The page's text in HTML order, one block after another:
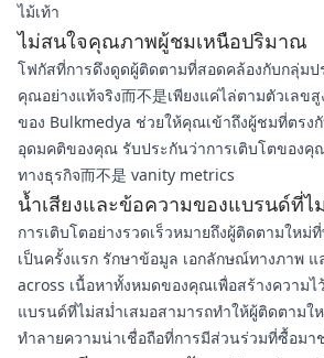
ไม้เท้า
ไม่สนใจคุณภาพผู้ชมเหนือปริมาณ
โฟกัสที่การดึงดูดผู้ติดตามที่สอดคล้องกับกลุ่มป
คุณอย่างแท้จริง而不是เพียงแค่ไล่ตามตัวเลข
ของ Bulkmedya ช่วยให้คุณเข้าถึงผู้ชมที่ตรง
อุดมคติของคุณ รับประกันว่าการเติบโตของคุ
ทางธุรกิจ而不是 vanity metrics
น้ำเสียงและข้อความของแบรนด์ที่ไ
การเติบโตอย่างรวดเร็วหมายถึงผู้ติดตามให
เป็นครั้งแรก รักษาข้อมูล เอกลักษณ์ทางภาพ
across เนื้อหาทั้งหมดของคุณเพื่อสร้างความไ
แบรนด์ที่ไม่สม่ำเสมอสามารถทำให้ผู้ติดตาม
ทำลายความน่าเชื่อถือที่การมีส่วนร่วมที่ซื้อมา